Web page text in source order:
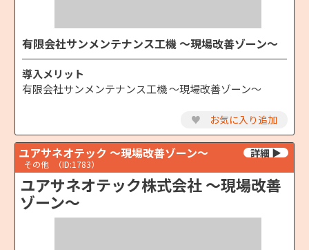
有限会社サンメンテナンス工機 ～現場改善ゾーン～
導入メリット
有限会社サンメンテナンス工機 ～現場改善ゾーン～
♥ お気に入り追加
ユアサネオテック ～現場改善ゾーン～
その他 （ID:1783）
ユアサネオテック株式会社 ～現場改善
ゾーン～